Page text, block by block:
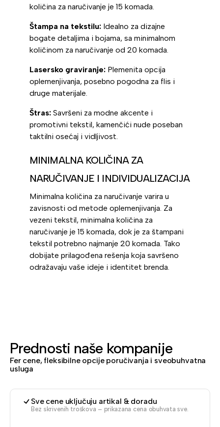
količina za naručivanje je 15 komada.
Štampa na tekstilu: Idealno za dizajne
bogate detaljima i bojama, sa minimalnom
količinom za naručivanje od 20 komada.
Lasersko graviranje: Plemenita opcija
oplemenjivanja, posebno pogodna za flis i
druge materijale.
Štras: Savršeni za modne akcente i
promotivni tekstil, kamenčići nude poseban
taktilni osećaj i vidljivost.
MINIMALNA KOLIČINA ZA
NARUČIVANJE I INDIVIDUALIZACIJA
Minimalna količina za naručivanje varira u
zavisnosti od metode oplemenjivanja. Za
vezeni tekstil, minimalna količina za
naručivanje je 15 komada, dok je za štampani
tekstil potrebno najmanje 20 komada. Tako
dobijate prilagođena rešenja koja savršeno
odražavaju vaše ideje i identitet brenda.
Prednosti naše kompanije
Fer cene, fleksibilne opcije poručivanja i sveobuhvatna
usluga
Sve cene uključuju artikal & doradu
Bez skrivenih troškova – prikazana cena obuhvata sve.